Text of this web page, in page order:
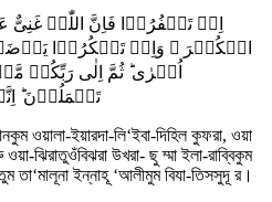
اِنۡ تَکۡفُرُوۡا فَاِنَّ اللّٰہَ
الۡکُفۡرَ ۚ وَاِنۡ تَشۡکُرُوۡا یَرۡضَہُ
اُخۡرٰی ؕ ثُمَّ اِلٰی رَبِّکُمۡ
تَعۡمَلُوۡنَ
ওয়ালা-ইয়ারদা-লি‘ইবা-দিহিল কুফরা, ওয়া
ঝিরাতুওঁবিঝরা উখরা- ছু ম্মা ইলা-রাব্বিকুম
তা‘মালূনা ইন্নাহূ ‘আলীমুম বিযা-তিসসুদূ র।